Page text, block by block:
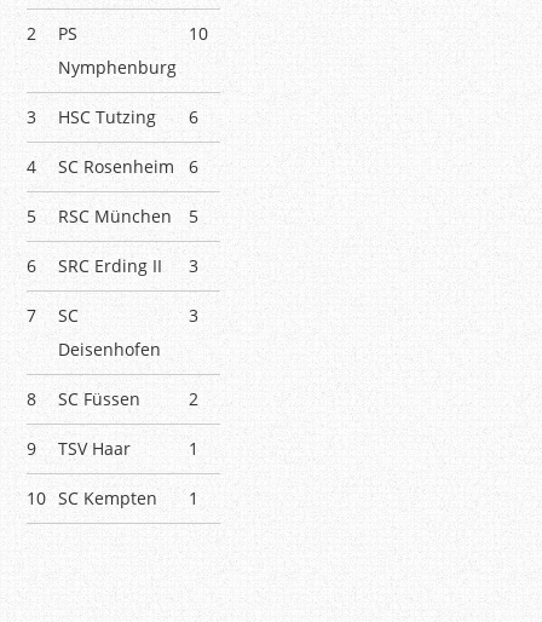
2
PS
Nymphenburg
10
3 HSC Tutzing 6
4 SC Rosenheim 6
5 RSC München 5
6 SRC Erding II 3
7
SC
Deisenhofen
3
8 SC Füssen 2
9 TSV Haar 1
10 SC Kempten 1